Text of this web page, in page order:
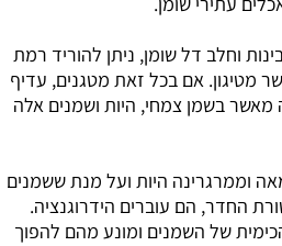
וחלב דל שומן, ניתן להוריד רמת
מטיגון. אם בכל זאת מטגנים, עדיף
בשמן צמחי, היות ושמנים אלה
וממרגרינה היות ועל מנת ששמנים
החדר, הם עוברים הידרוגנציה.
של השמנים ומונע מהם להפוך